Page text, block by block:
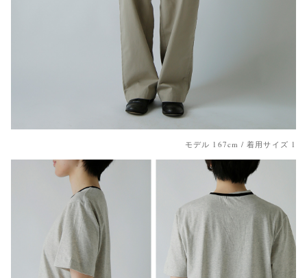
モデル 167cm / 着用サイズ 1